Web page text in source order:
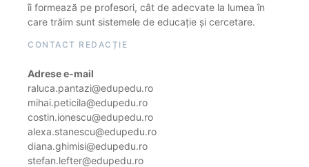
îi formează pe profesori, cât de adecvate la lumea în
care trăim sunt sistemele de educație și cercetare.
CONTACT REDACȚIE
Adrese e-mail
raluca.pantazi@edupedu.ro
mihai.peticila@edupedu.ro
costin.ionescu@edupedu.ro
alexa.stanescu@edupedu.ro
diana.ghimisi@edupedu.ro
stefan.lefter@edupedu.ro